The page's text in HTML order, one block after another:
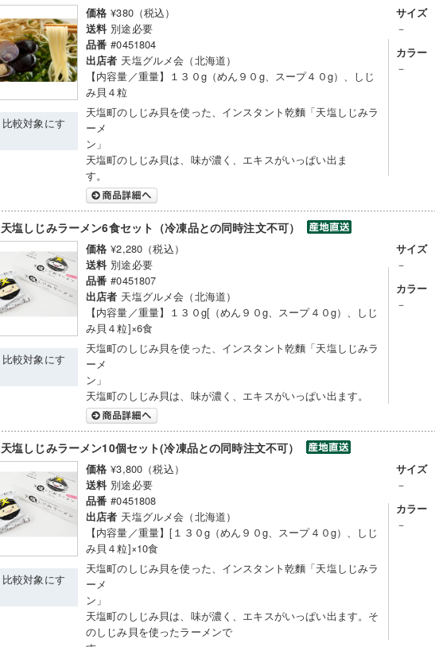
比較対象にす
価格 ¥380（税込）
送料 別途必要
品番 #0451804
出店者 天塩グルメ会（北海道）
【内容量／重量】１３０g（めん９０g、スープ４０g）、しじ
み貝４粒
天塩町のしじみ貝を使った、インスタント乾麵「天塩しじみラ
ーメ
ン」
天塩町のしじみ貝は、味が濃く、エキスがいっぱい出ま
す。
サイズ
－
カラー
－
天塩しじみラーメン6食セット（冷凍品との同時注文不可）
比較対象にす
価格 ¥2,280（税込）
送料 別途必要
品番 #0451807
出店者 天塩グルメ会（北海道）
【内容量／重量】１３０g[（めん９０g、スープ４０g）、しじ
み貝４粒]×6食
天塩町のしじみ貝を使った、インスタント乾麵「天塩しじみラ
ーメ
ン」
天塩町のしじみ貝は、味が濃く、エキスがいっぱい出ます。
サイズ
－
カラー
－
天塩しじみラーメン10個セット(冷凍品との同時注文不可）
比較対象にす
価格 ¥3,800（税込）
送料 別途必要
品番 #0451808
出店者 天塩グルメ会（北海道）
【内容量／重量】[１３０g（めん９０g、スープ４０g）、しじ
み貝４粒]×10食
天塩町のしじみ貝を使った、インスタント乾麵「天塩しじみラ
ーメ
ン」
天塩町のしじみ貝は、味が濃く、エキスがいっぱい出ます。そ
のしじみ貝を使ったラーメンで
サイズ
－
カラー
－